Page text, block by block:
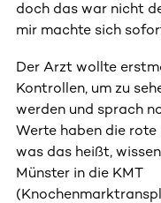
doch das war nicht
mir machte sich
Der Arzt wollte
Kontrollen, um zu
werden und sprach
Werte haben die
was das heißt,
Münster in die KMT